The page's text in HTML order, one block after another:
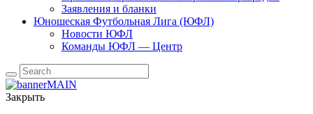
Заявления и бланки
Юношеская Футбольная Лига (ЮФЛ)
Новости ЮФЛ
Команды ЮФЛ — Центр
Закрыть